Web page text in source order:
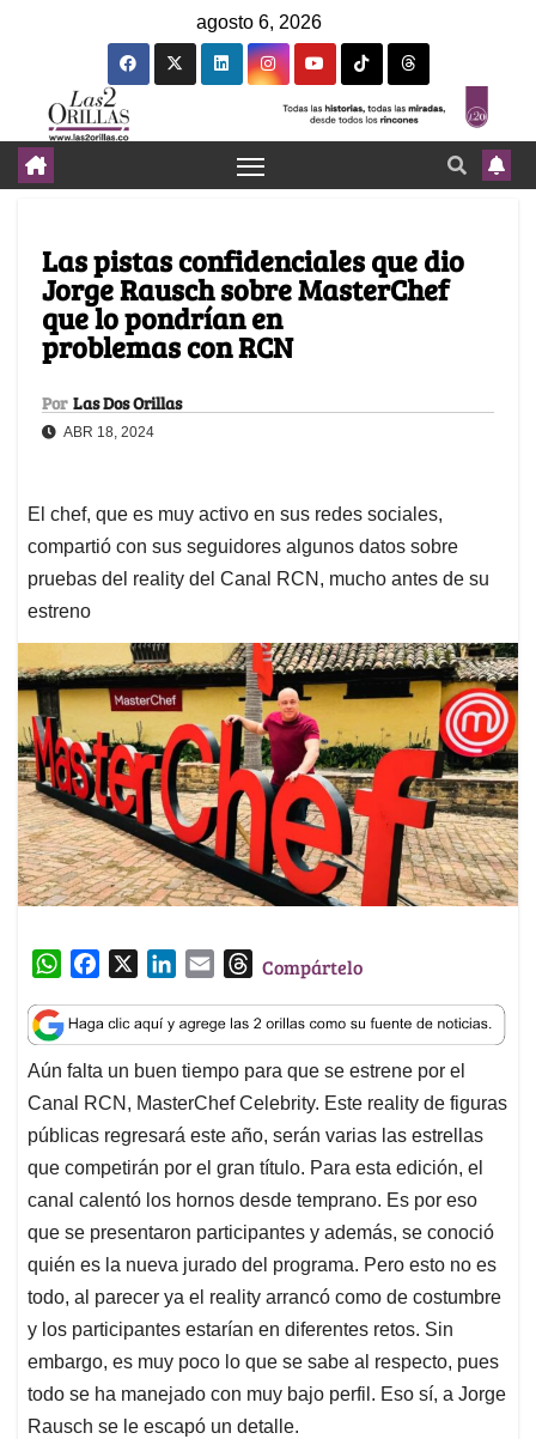
agosto 6, 2026
Las pistas confidenciales que dio
Jorge Rausch sobre MasterChef
que lo pondrían en
problemas con RCN
Por Las Dos Orillas
ABR 18, 2024
El chef, que es muy activo en sus redes sociales,
compartió con sus seguidores algunos datos sobre
pruebas del reality del Canal RCN, mucho antes de su
estreno
W
a
t
s
A
p
p
c
e
b
o
o
k
n
k
e
d
I
n
a
i
l
T
r
e
a
d
s
Compártelo
Aún falta un buen tiempo para que se estrene por el
Canal RCN, MasterChef Celebrity. Este reality de figuras
públicas regresará este año, serán varias las estrellas
que competirán por el gran título. Para esta edición, el
canal calentó los hornos desde temprano. Es por eso
que se presentaron participantes y además, se conoció
quién es la nueva jurado del programa. Pero esto no es
todo, al parecer ya el reality arrancó como de costumbre
y los participantes estarían en diferentes retos. Sin
embargo, es muy poco lo que se sabe al respecto, pues
todo se ha manejado con muy bajo perfil. Eso sí, a Jorge
Rausch se le escapó un detalle.